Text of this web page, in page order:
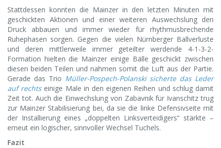
Stattdessen konnten die Mainzer in den letzten Minuten mit
geschickten Aktionen und einer weiteren Auswechslung den
Druck abbauen und immer wieder für rhythmusbrechende
Ruhephasen sorgen. Gegen die vielen Nürnberger Ballverluste
und deren mittlerweile immer geteilter werdende 4-1-3-2-
Formation hielten die Mainzer einige Bälle geschickt zwischen
diesen beiden Teilen und nahmen somit die Luft aus der Partie.
Gerade das Trio Müller-Pospech-Polanski sicherte das Leder
auf rechtseinige Male in den eigenen Reihen und schlug damit
Zeit tot. Auch die Einwechslung von Zabavnik für Ivanschitz trug
zur Mainzer Stabilisierung bei, da sie die linke Defensivseite mit
der Installierung eines „doppelten Linksverteidigers“ stärkte –
erneut ein logischer, sinnvoller Wechsel Tuchels.
Fazit